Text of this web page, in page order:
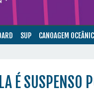
SUP CANOAGEM
É SUSPENSO